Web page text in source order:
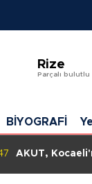
Rize
Parçalı bulutlu
Ağrı
Amasya
BİYOGRAFİ
08:45